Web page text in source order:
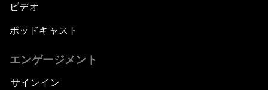
ビデオ
ポッドキャスト
エンゲージメント
サインイン